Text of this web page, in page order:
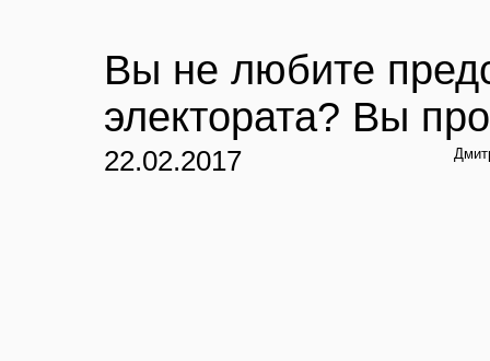
Вы не любите
электората? Вы
22.02.2017